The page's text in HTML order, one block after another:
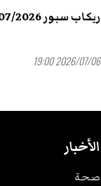
ريكاب سبور 06/07/2026
2026/07/06 19:00
الأخبار
صحة